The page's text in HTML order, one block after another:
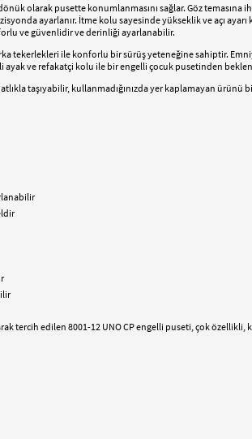
olarak pusette konumlanmasını sağlar. Göz
ayarlanır. İtme kolu sayesinde yükseklik ve açı
ve güvenlidir ve derinliği ayarlanabilir.
tekerlekleri ile konforlu bir sürüş yeteneğine sahiptir.
ve refakatçi kolu ile bir engelli çocuk pusetinden
taşıyabilir, kullanmadığınızda yer kaplamayan ürünü
tercih edilen 8001-12 UNO CP engelli puseti, çok